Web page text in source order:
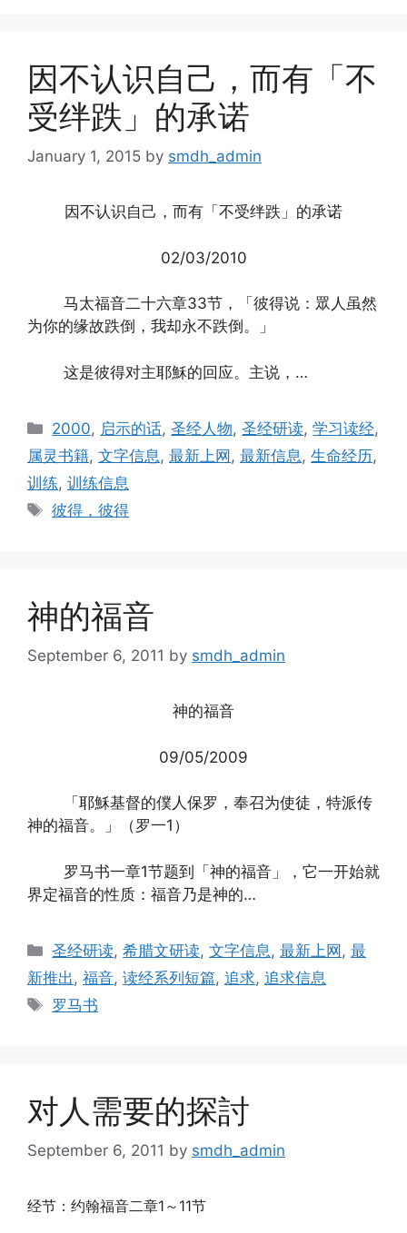
因不认识自己，而有「不
受绊跌」的承诺
January 1, 2015 by smdh_admin
因不认识自己，而有「不受绊跌」的承诺
02/03/2010
马太福音二十六章33节，「彼得说：眾人虽然
为你的缘故跌倒，我却永不跌倒。」
这是彼得对主耶穌的回应。主说，…
Categories
2000, 启示的话,圣经人物,圣经研读,学习读经,
属灵书籍, 文字信息 , 最新上网, 最新信息 , 生命经历,
训练, 训练信息
Tags
彼得，彼得
神的福音
September 6, 2011 by smdh_admin
神的福音
09/05/2009
「耶穌基督的僕人保罗，奉召为使徒，特派传
神的福音。」（罗一1）
罗马书一章1节题到「神的福音」，它一开始就
界定福音的性质：福音乃是神的…
Categories
圣经研读,希腊文研读,文字信息 ,最新上网,最
新推出 , 福音, 读经系列短篇, 追求, 追求信息
Tags
罗马书
对人需要的探討
September 6, 2011 by smdh_admin
经节：约翰福音二章1～11节